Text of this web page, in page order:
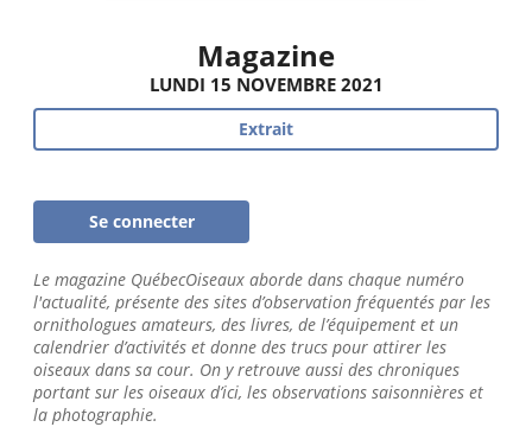
Magazine
LUNDI 15 NOVEMBRE 2021
Extrait
Se connecter
Le magazine QuébecOiseaux aborde dans chaque numéro
l'actualité, présente des sites d’observation fréquentés par les
ornithologues amateurs, des livres, de l’équipement et un
calendrier d’activités et donne des trucs pour attirer les
oiseaux dans sa cour. On y retrouve aussi des chroniques
portant sur les oiseaux d’ici, les observations saisonnières et
la photographie.